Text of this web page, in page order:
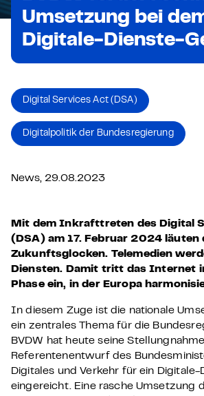
Umsetzung bei
Digitale-Dienste-
Digital Services Act (DSA)
Digitalpolitik der Bundesregierung
News, 29.08.2023
Mit dem Inkrafttreten des Digital
(DSA) am 17. Februar 2024 läuten
Zukunftsglocken. Telemedien
Diensten. Damit tritt das Internet
Phase ein, in der Europa
In diesem Zuge ist die nationale
ein zentrales Thema für die
BVDW hat heute seine
Referentenentwurf des
Digitales und Verkehr für ein
eingereicht. Eine rasche Umsetzung